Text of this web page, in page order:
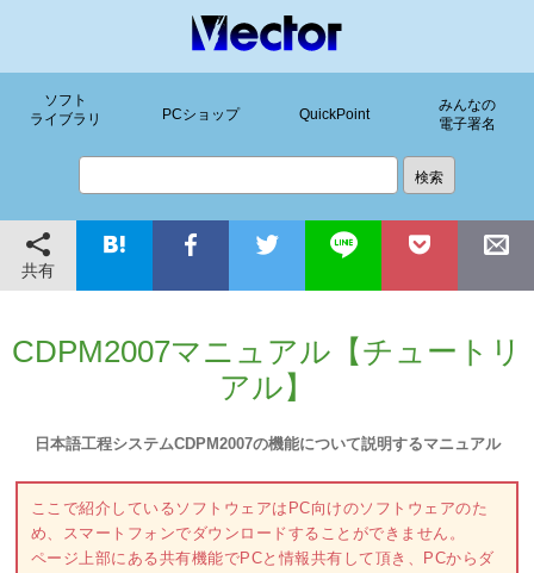
ソフト
ライブラリ
PCショップ QuickPoint
みんなの
電子署名
共有
CDPM2007マニュアル【チュートリ
アル】
日本語工程システムCDPM2007の機能について説明するマニュアル
ここで紹介しているソフトウェアはPC向けのソフトウェアのた
め、スマートフォンでダウンロードすることができません。
ページ上部にある共有機能でPCと情報共有して頂き、PCからダ